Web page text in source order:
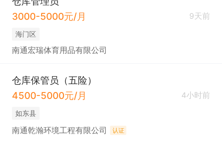
3000-5000元/月
9天前
海门区
南通宏瑞体育用品有限公司
仓库保管员（五险）
4500-5000元/月
4小时前
如东县
南通乾瀚环境工程有限公司 认证